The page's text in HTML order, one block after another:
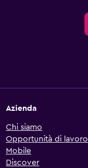
Azienda
Chi siamo
Opportunità di lavoro
Mobile
Discover